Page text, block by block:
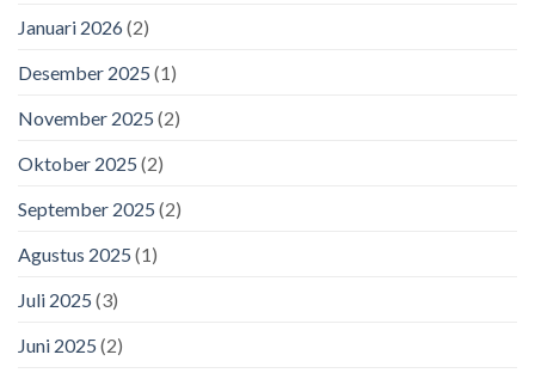
Januari 2026(2)
Desember 2025 (1)
November 2025 (2)
Oktober 2025 (2)
September 2025 (2)
Agustus 2025 (1)
Juli 2025 (3)
Juni 2025 (2)